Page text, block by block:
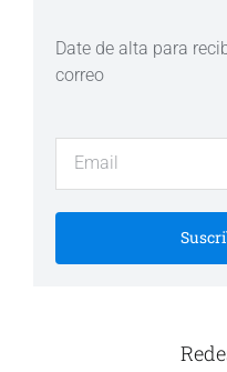
Date de alta para
correo